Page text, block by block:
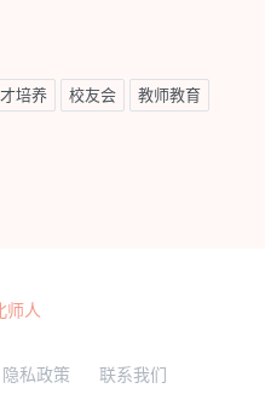
培养 校友会 教师教育
师人
隐私政策 联系我们